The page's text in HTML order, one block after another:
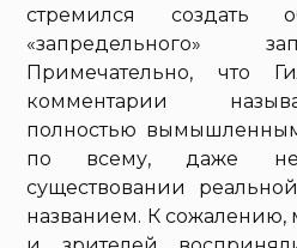
стремился создать
«запредельного»
Примечательно, что
комментарии
полностью
по всему, даже не
существовании
названием. К сожалению,